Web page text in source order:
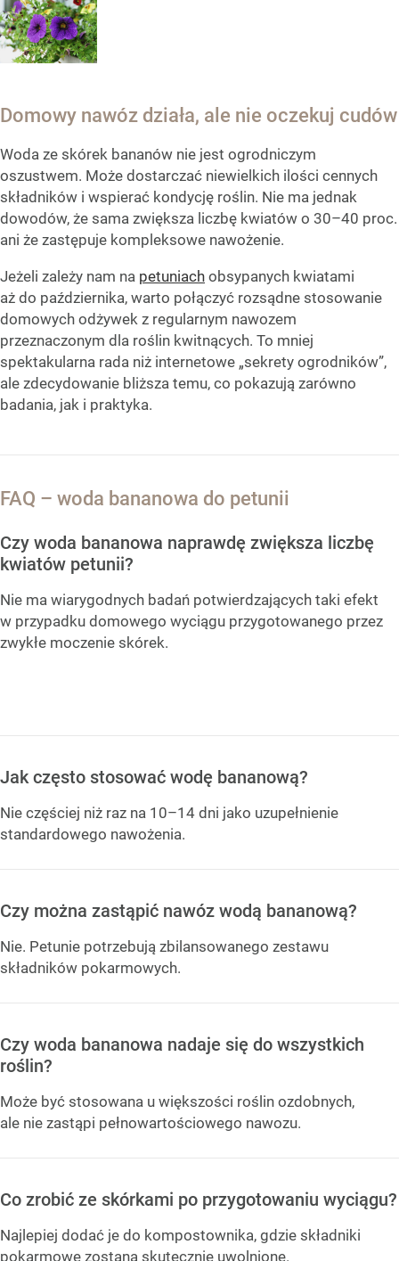
Domowy nawóz działa, ale nie oczekuj cudów
Woda ze skórek bananów nie jest ogrodniczym
oszustwem. Może dostarczać niewielkich ilości cennych
składników i wspierać kondycję roślin. Nie ma jednak
dowodów, że sama zwiększa liczbę kwiatów o 30–40 proc.
ani że zastępuje kompleksowe nawożenie.
Jeżeli zależy nam na petuniach obsypanych kwiatami
aż do października, warto połączyć rozsądne stosowanie
domowych odżywek z regularnym nawozem
przeznaczonym dla roślin kwitnących. To mniej
spektakularna rada niż internetowe „sekrety ogrodników”,
ale zdecydowanie bliższa temu, co pokazują zarówno
badania, jak i praktyka.
FAQ – woda bananowa do petunii
Czy woda bananowa naprawdę zwiększa liczbę
kwiatów petunii?
Nie ma wiarygodnych badań potwierdzających taki efekt
w przypadku domowego wyciągu przygotowanego przez
zwykłe moczenie skórek.
Jak często stosować wodę bananową?
Nie częściej niż raz na 10–14 dni jako uzupełnienie
standardowego nawożenia.
Czy można zastąpić nawóz wodą bananową?
Nie. Petunie potrzebują zbilansowanego zestawu
składników pokarmowych.
Czy woda bananowa nadaje się do wszystkich
roślin?
Może być stosowana u większości roślin ozdobnych,
ale nie zastąpi pełnowartościowego nawozu.
Co zrobić ze skórkami po przygotowaniu wyciągu?
Najlepiej dodać je do kompostownika, gdzie składniki
pokarmowe zostaną skutecznie uwolnione.